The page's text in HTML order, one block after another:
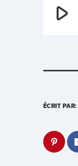
play_arrow
ÉCRIT PAR: